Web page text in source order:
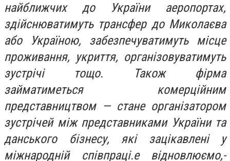
найближчих до України аеропортах,
здійснюватимуть трансфер до Миколаєва
або Україною, забезпечуватимуть місце
проживання, укриття, організовуватимуть
зустрічі тощо. Також фірма
займатиметься комерційним
представництвом — стане організатором
зустрічей між представниками України та
данського бізнесу, які зацікавлені у
міжнародній співпраці.е відновлюємо,-